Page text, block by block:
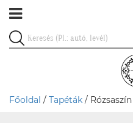
Főoldal / Tapéták /